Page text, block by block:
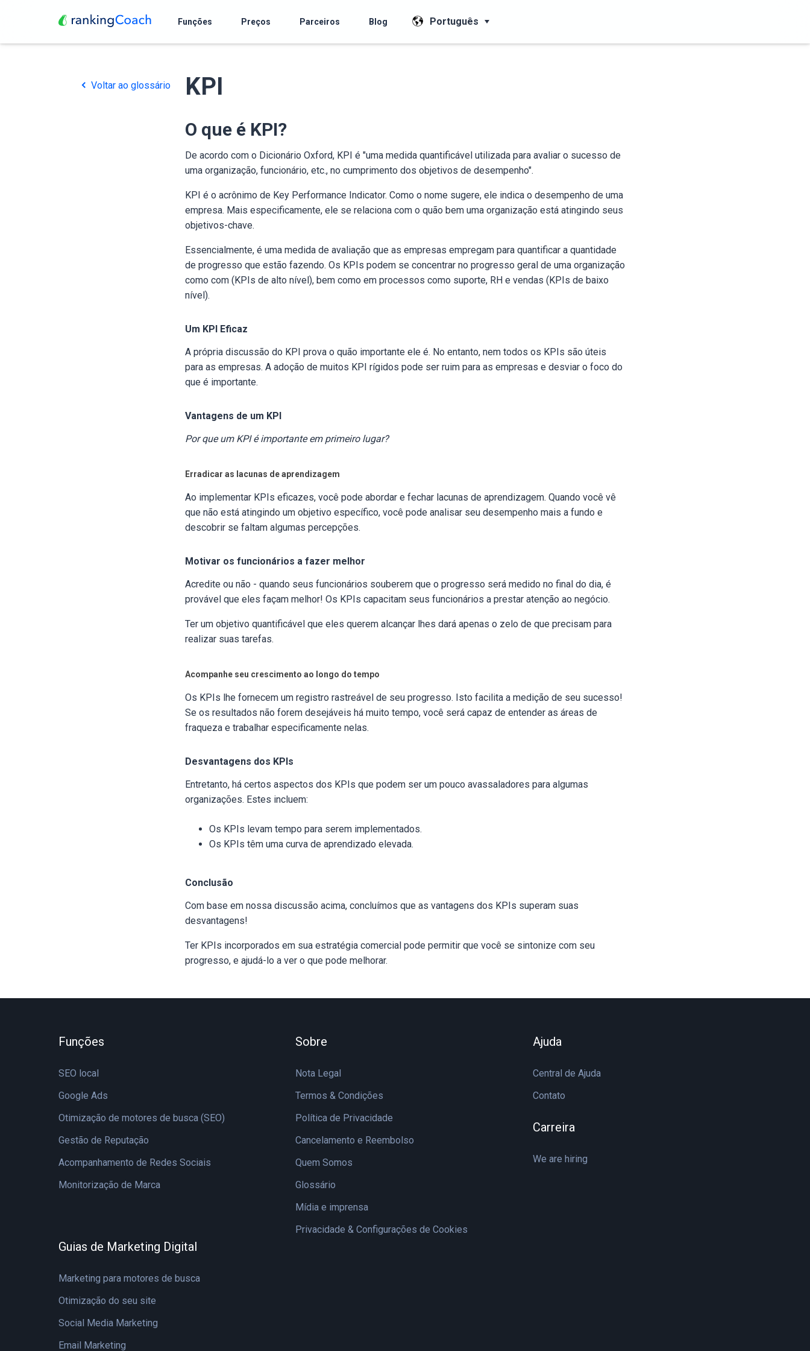
Funções Preços Parceiros Blog Português
Voltar ao glossário KPI
O que é KPI?
De acordo com o Dicionário Oxford, KPI é "uma medida quantificável utilizada para avaliar o sucesso de
uma organização, funcionário, etc., no cumprimento dos objetivos de desempenho".
KPI é o acrônimo de Key Performance Indicator. Como o nome sugere, ele indica o desempenho de uma
empresa. Mais especificamente, ele se relaciona com o quão bem uma organização está atingindo seus
objetivos-chave.
Essencialmente, é uma medida de avaliação que as empresas empregam para quantificar a quantidade
de progresso que estão fazendo. Os KPIs podem se concentrar no progresso geral de uma organização
como com (KPIs de alto nível), bem como em processos como suporte, RH e vendas (KPIs de baixo
nível).
Um KPI Eficaz
A própria discussão do KPI prova o quão importante ele é. No entanto, nem todos os KPIs são úteis
para as empresas. A adoção de muitos KPI rígidos pode ser ruim para as empresas e desviar o foco do
que é importante.
Vantagens de um KPI
Por que um KPI é importante em primeiro lugar?
Erradicar as lacunas de aprendizagem
Ao implementar KPIs eficazes, você pode abordar e fechar lacunas de aprendizagem. Quando você vê
que não está atingindo um objetivo específico, você pode analisar seu desempenho mais a fundo e
descobrir se faltam algumas percepções.
Motivar os funcionários a fazer melhor
Acredite ou não - quando seus funcionários souberem que o progresso será medido no final do dia, é
provável que eles façam melhor! Os KPIs capacitam seus funcionários a prestar atenção ao negócio.
Ter um objetivo quantificável que eles querem alcançar lhes dará apenas o zelo de que precisam para
realizar suas tarefas.
Acompanhe seu crescimento ao longo do tempo
Os KPIs lhe fornecem um registro rastreável de seu progresso. Isto facilita a medição de seu sucesso!
Se os resultados não forem desejáveis há muito tempo, você será capaz de entender as áreas de
fraqueza e trabalhar especificamente nelas.
Desvantagens dos KPIs
Entretanto, há certos aspectos dos KPIs que podem ser um pouco avassaladores para algumas
organizações. Estes incluem:
Os KPIs levam tempo para serem implementados.
Os KPIs têm uma curva de aprendizado elevada.
Conclusão
Com base em nossa discussão acima, concluímos que as vantagens dos KPIs superam suas
desvantagens!
Ter KPIs incorporados em sua estratégia comercial pode permitir que você se sintonize com seu
progresso, e ajudá-lo a ver o que pode melhorar.
Funções
SEO local
Google Ads
Otimização de motores de busca (SEO)
Gestão de Reputação
Acompanhamento de Redes Sociais
Monitorização de Marca
Sobre
Nota Legal
Termos & Condições
Política de Privacidade
Cancelamento e Reembolso
Quem Somos
Glossário
Mídia e imprensa
Privacidade & Configurações de Cookies
Ajuda
Central de Ajuda
Contato
Carreira
We are hiring
Guias de Marketing Digital
Marketing para motores de busca
Otimização do seu site
Social Media Marketing
Email Marketing